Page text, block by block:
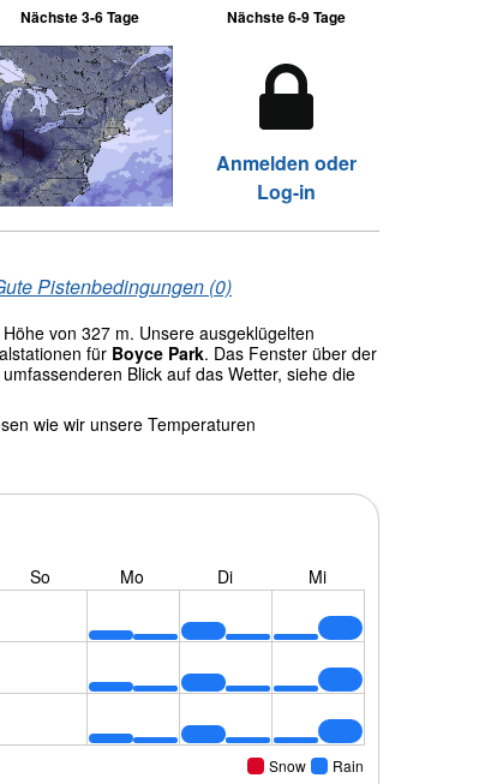
Nächste 3-6 Tage Nächste 6-9 Tage
Anmelden oder
Log-in
Pistenbedingungen (0)
von 327 m. Unsere ausgeklügelten
für Boyce Park. Das Fenster über der
Blick auf das Wetter, siehe die
wie wir unsere Temperaturen